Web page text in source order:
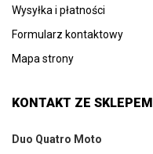
Wysyłka i płatności
Formularz kontaktowy
Mapa strony
KONTAKT ZE SKLEPEM
Duo Quatro Moto